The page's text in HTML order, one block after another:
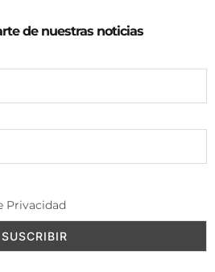
de nuestras noticias
Privacidad